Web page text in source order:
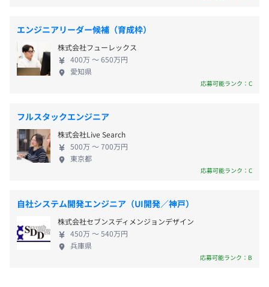
・Oracle Database Gold／5万円
・IPA国家資格スペシャリスト系／10万円以上
など
CPU：COREi7～、メモリ：16G 以上のWindowsノート
Gsuiteを利用しています。
メール・資料などは全てオンライン上にて
どこでも参照できるようになっています。
プロジェクトごとに選択、オブジェクト指向、ウォーター
フォール、アジャイル、スクラム、コーディング規約あり
賞与／年2回（6～7月・12月）※2025年度：4.0ヵ月
昇給／年1回（4月）
（雇用保険・労災保険・健康保険・厚生年金保険）
た働きができ、結果として社員定着率91%という数
字に結びついています。 わたしたちはあなたの”ポテ
ンシャル”に惜しみない投資をします。新たな世界へ
挑戦したい方は、ぜひご応募ください！
エンジニアリーダー候補（育成枠）
株式会社フューレックス
400万 〜 650万円
愛知県
応募可能ランク：C
フルスタックエンジニア
株式会社Live Search
500万 〜 700万円
東京都
応募可能ランク：C
自社システム開発エンジニア（UI開発／神戸）
株式会社セブンスディメンジョンデザイン
450万 〜 540万円
兵庫県
応募可能ランク：B